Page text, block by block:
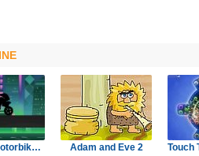
Shadow motorbike rider game Adam and Eve 2